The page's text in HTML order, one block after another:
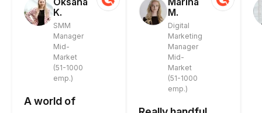
K.
SMM
Manager
Mid-
Market
(51-1000
emp.)
A world of
M.
Digital
Marketing
Manager
Mid-
Market
(51-1000
emp.)